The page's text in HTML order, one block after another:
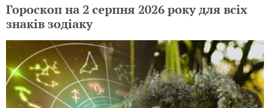
Гороскоп на 2 серпня 2026 року для всіх
знаків зодіаку